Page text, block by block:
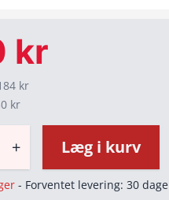
kr
kr
kr
+ Læg i kurv
- Forventet levering: 30 dage